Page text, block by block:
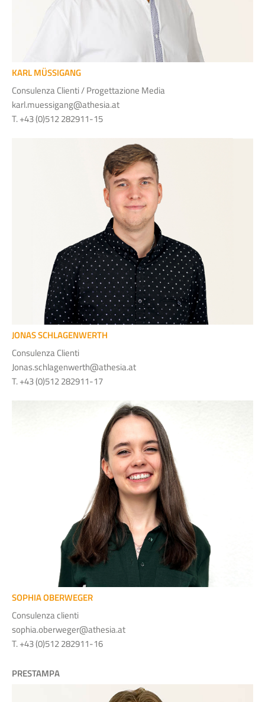
KARL MÜSSIGANG
Consulenza Clienti / Progettazione Media
karl.muessigang@athesia.at
T. +43 (0)512 282911-15
JONAS SCHLAGENWERTH
Consulenza Clienti
Jonas.schlagenwerth@athesia.at
T. +43 (0)512 282911-17
SOPHIA OBERWEGER
Consulenza clienti
sophia.oberweger@athesia.at
T. +43 (0)512 282911-16
PRESTAMPA